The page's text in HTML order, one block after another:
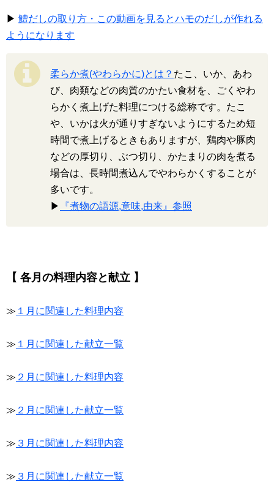
▶ 鱧だしの取り方・この動画を見るとハモのだしが作れる
ようになります
柔らか煮(やわらかに)とは？ たこ、いか、あわ
び、肉類などの肉質のかたい食材を、ごくやわ
らかく煮上げた料理につける総称です。たこ
や、いかは火が通りすぎないようにするため短
時間で煮上げるときもありますが、鶏肉や豚肉
などの厚切り、ぶつ切り、かたまりの肉を煮る
場合は、長時間煮込んでやわらかくすることが
多いです。
▶
『煮物の語源,意味,由来』参照
【 各月の料理内容と献立 】
≫ １月に関連した料理内容
≫ １月に関連した献立一覧
≫ ２月に関連した料理内容
≫ ２月に関連した献立一覧
≫ ３月に関連した料理内容
≫ ３月に関連した献立一覧